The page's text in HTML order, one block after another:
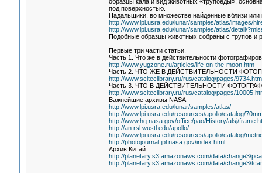
под поверхностью.
Падальщики, во множестве найденные вблизи или
http://www.lpi.usra.edu/lunar/samples/atlas/images/
http://www.lpi.usra.edu/lunar/samples/atlas/detail/
Подобные образцы животных собраны с трупов и
Первые три части статьи.
Часть 1. Что же в действительности
http://www.yugzone.ru/articles/life-on-the-moon.htm
Часть 2. ЧТО ЖЕ В ДЕЙСТВИТЕЛЬНОСТИ
http://www.sciteclibrary.ru/rus/catalog/pages/
Часть 3. ЧТО В ДЕЙСТВИТЕЛЬНОСТИ
http://www.sciteclibrary.ru/rus/catalog/pages/
Важнейшие архивы NASA
http://www.lpi.usra.edu/lunar/samples/atlas/
http://www.lpi.usra.edu/resources/apollo/catalog/
http://www.hq.nasa.gov/office/pao/History/alsj/
http://an.rsl.wustl.edu/apollo/
http://www.lpi.usra.edu/resources/apollo/catalog/
http://photojournal.jpl.nasa.gov/index.html
Архив Китай
http://planetary.s3.amazonaws.com/data/change3/
http://planetary.s3.amazonaws.com/data/change3/